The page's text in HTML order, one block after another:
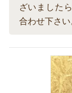
ざいました
合わせ下さい